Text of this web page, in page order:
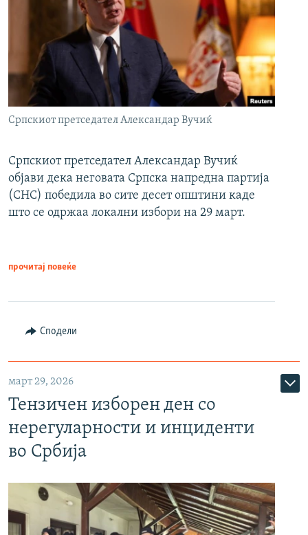
Српскиот претседател Александар Вучиќ
Српскиот претседател Александар Вучиќ
објави дека неговата Српска напредна партија
(СНС) победила во сите десет општини каде
што се одржаа локални избори на 29 март.
прочитај повеќе
Сподели
март 29, 2026
Тензичен изборен ден со
нерегуларности и инциденти
во Србија